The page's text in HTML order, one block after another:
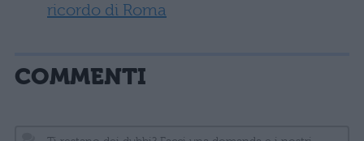
ricordo di Roma
COMMENTI